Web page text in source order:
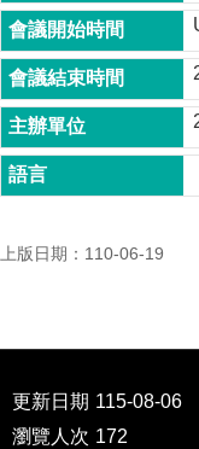
在
職
專
班
學
術
研
國
研
期
刊
上版日期：110-06-19
更新日期 115-08-06
瀏覽人次 172